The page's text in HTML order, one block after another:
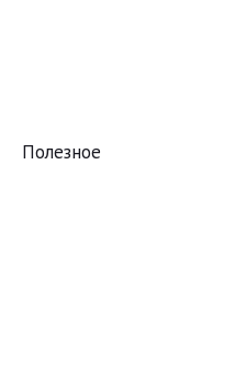
Полезное